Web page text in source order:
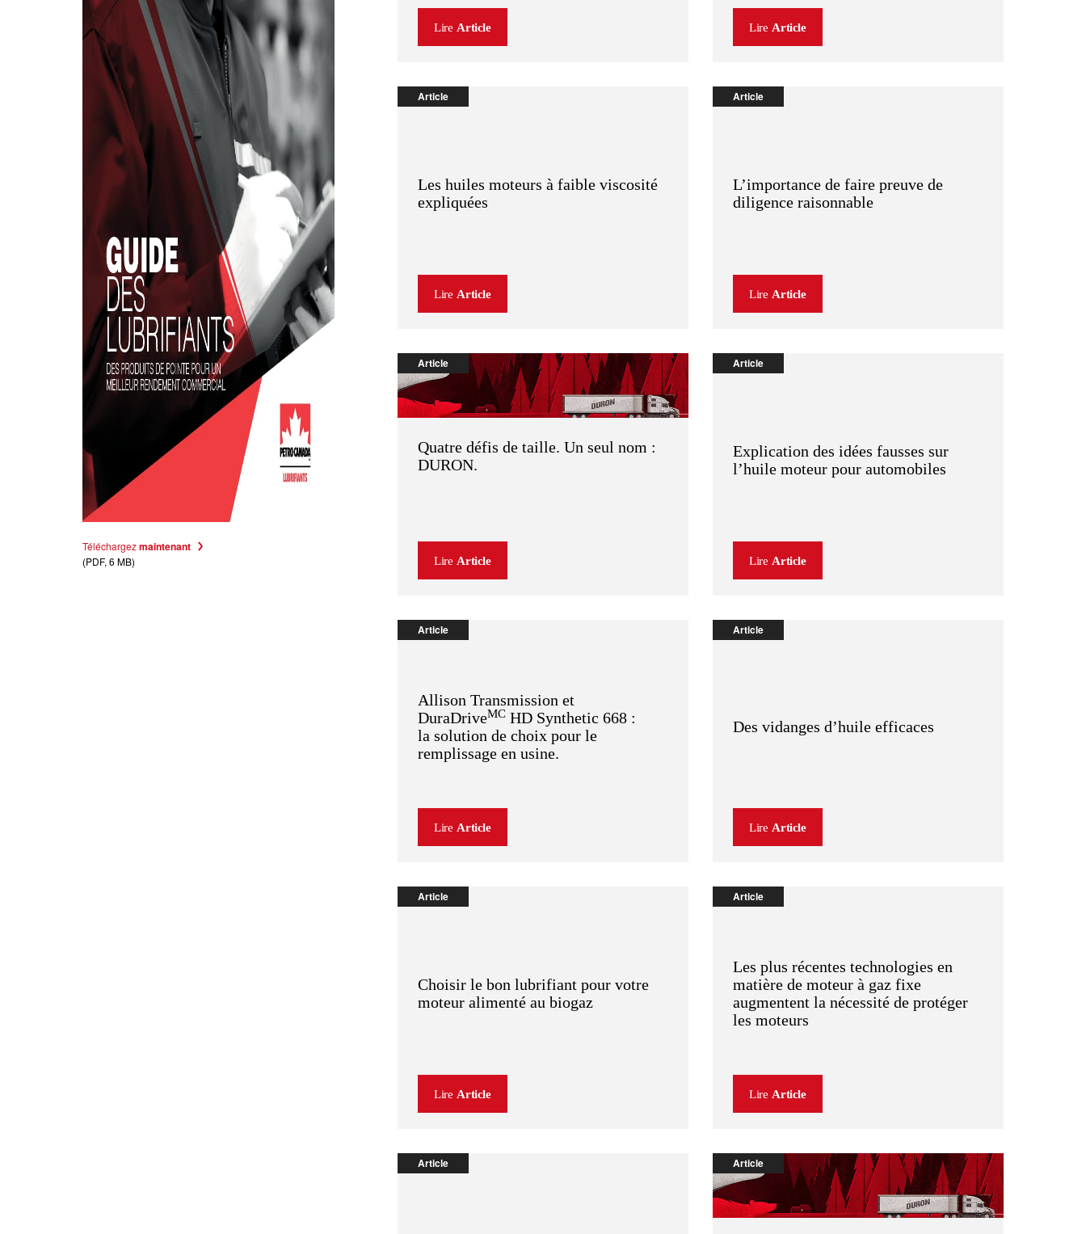
Téléchargezmaintenant
(PDF, 6 MB)
Lire Article Lire Article
Article
Les huiles moteurs à faible viscosité
expliquées
Lire Article
Article
L’importance de faire preuve de
diligence raisonnable
Lire Article
Article
Quatre défis de taille. Un seul nom :
DURON.
Lire Article
Article
Explication des idées fausses sur
l’huile moteur pour automobiles
Lire Article
Article
Allison Transmission et
DuraDriveMCHD Synthetic 668 :
la solution de choix pour le
remplissage en usine.
Lire Article
Article
Des vidanges d’huile efficaces
Lire Article
Article
Choisir le bon lubrifiant pour votre
moteur alimenté au biogaz
Lire Article
Article
Les plus récentes technologies en
matière de moteur à gaz fixe
augmentent la nécessité de protéger
les moteurs
Lire Article
Article Article